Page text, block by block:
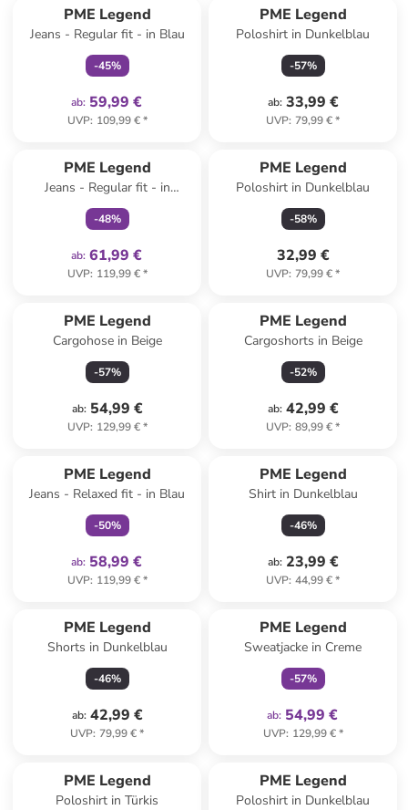
PME Legend
Jeans - Regular fit - in Blau
-45%
ab: 59,99 €
UVP: 109,99 €*
PME Legend
Poloshirt in Dunkelblau
-57%
ab: 33,99 €
UVP: 79,99 €*
PME Legend
Jeans - Regular fit - in
Dunkelblau
-48%
ab: 61,99 €
UVP: 119,99 €*
PME Legend
Poloshirt in Dunkelblau
-58%
32,99 €
UVP: 79,99 €*
PME Legend
Cargohose in Beige
-57%
ab: 54,99 €
UVP: 129,99 €*
PME Legend
Cargoshorts in Beige
-52%
ab: 42,99 €
UVP: 89,99 €*
PME Legend
Jeans - Relaxed fit - in Blau
-50%
ab: 58,99 €
UVP: 119,99 €*
PME Legend
Shirt in Dunkelblau
-46%
ab: 23,99 €
UVP: 44,99 €*
PME Legend
Shorts in Dunkelblau
-46%
ab: 42,99 €
UVP: 79,99 €*
PME Legend
Sweatjacke in Creme
-57%
ab: 54,99 €
UVP: 129,99 €*
PME Legend
Poloshirt in Türkis
PME Legend
Poloshirt in Dunkelblau